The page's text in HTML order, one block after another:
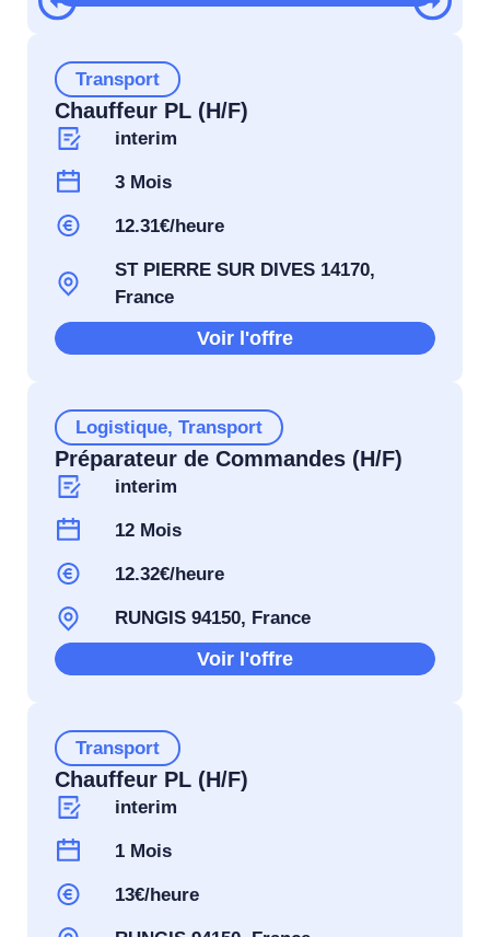
Transport
Chauffeur PL (H/F)
interim
3 Mois
12.31€/heure
ST PIERRE SUR DIVES 14170,
France
Voir l'offre
Logistique, Transport
Préparateur de Commandes (H/F)
interim
12 Mois
12.32€/heure
RUNGIS 94150, France
Voir l'offre
Transport
Chauffeur PL (H/F)
interim
1 Mois
13€/heure